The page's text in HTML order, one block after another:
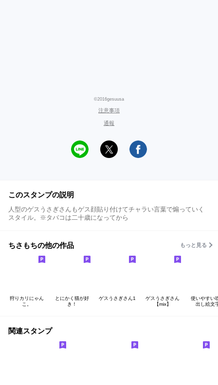
©2016gesuusa
注意事項
通報
このスタンプの説明
人型のゲスうさぎさんもゲス顔貼り付けてチャラい言葉で煽っていく
スタイル。※タバコは二十歳になってから
ちさもちの他の作品 もっと見る
狩りカリにゃん
こ。
とにかく猫が好
き！
ゲスうさぎさん1
ゲスうさぎさん
【mix】
使いやすい
出し絵文
関連スタンプ